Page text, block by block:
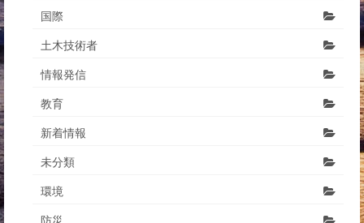
国際
土木技術者
情報発信
教育
新着情報
未分類
環境